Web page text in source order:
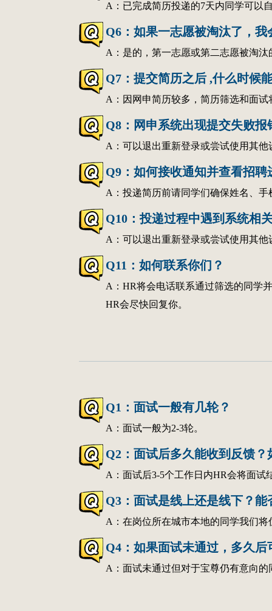
A：已完成简历投递的7天内同学可以
Q6：如果一志愿被淘汰了，
A：是的，第一志愿或第二志愿被淘
Q7：提交简历之后 ,什么时候
A：因网申简历较多，简历筛选和面
Q8：网申系统出现提交失败报
A：可以退出重新登录或尝试使用其
Q9：如何接收通知并查看招聘
A：投递简历前请同学们确保姓名、
Q10：投递过程中遇到系统相
A：可以退出重新登录或尝试使用其
Q11：如何联系你们？
A：HR将会电话联系通过筛选的同学
HR会尽快回复你。
Q1：面试一般有几轮？
A：面试一般为2-3轮。
Q2：面试后多久能收到反馈？
A：面试后3-5个工作日内HR会将面试
Q3：面试是线上还是线下？能
A：在岗位所在城市本地的同学我们
Q4：如果面试未通过，多久后
A：面试未通过但对于宝尊仍有意向